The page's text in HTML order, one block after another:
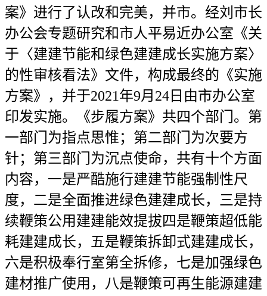
案》进行了认改和完美，并市。经刘市长
办公会专题研究和市人平易近办公室《关
于〈建建节能和绿色建建成长实施方案〉
的性审核看法》文件，构成最终的《实施
方案》，并于2021年9月24日由市办公室
印发实施。《步履方案》共四个部门。第
一部门为指点思惟；第二部门为次要方
针；第三部门为沉点使命，共有十个方面
内容，一是严酷施行建建节能强制性尺
度，二是全面推进绿色建建成长，三是持
续鞭策公用建建能效提拔四是鞭策超低能
耗建建成长，五是鞭策拆卸式建建成长，
六是积极奉行室第全拆修，七是加强绿色
建材推广使用，八是鞭策可再生能源建建